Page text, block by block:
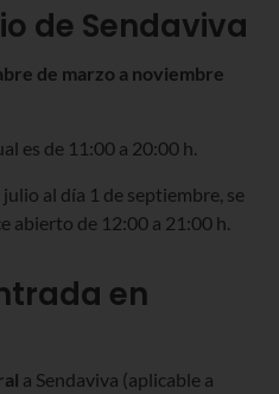
de Sendaviva
de marzo a noviembre
es de 11:00 a 20:00 h.
al día 1 de septiembre, se
abierto de 12:00 a 21:00 h.
en
a Sendaviva (aplicable a